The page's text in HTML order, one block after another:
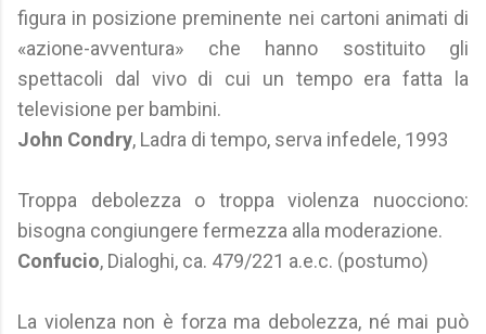
figura in posizione preminente nei cartoni animati di
«azione-avventura» che hanno sostituito gli
spettacoli dal vivo di cui un tempo era fatta la
televisione per bambini.
John Condry, Ladra di tempo, serva infedele, 1993
Troppa debolezza o troppa violenza nuocciono:
bisogna congiungere fermezza alla moderazione.
Confucio, Dialoghi, ca. 479/221 a.e.c. (postumo)
La violenza non è forza ma debolezza, né mai può